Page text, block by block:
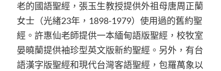
老的國語聖經，張玉生教授提供外祖母唐周正蘭
女士（光緖23年，1898-1979）使用過的舊約聖
經。許惠仙老師提供一本緬甸語版聖經，校牧室
晏曉蘭提供袖珍型英文版新約聖經。另外，有台
語漢字版聖經和現代台灣客語聖經，包羅萬象以